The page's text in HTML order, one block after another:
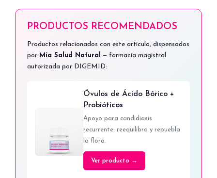
PRODUCTOS RECOMENDADOS
Productos relacionados con este artículo, dispensados
por Mía Salud Natural
— farmacia magistral
autorizada por DIGEMID:
Óvulos de Ácido Bórico +
Probióticos
Apoyo para candidiasis
recurrente: reequilibra y repuebla
la flora.
Ver producto →